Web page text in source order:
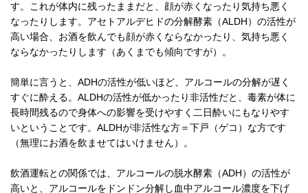
す。これが体内に残ったままだと、顔が赤くなったり気持ち悪く
なったりします。アセトアルデヒドの分解酵素（ALDH）の活性が
高い場合、お酒を飲んでも顔が赤くならなかったり、気持ち悪く
ならなかったりします（あくまでも傾向ですが）。
簡単に言うと、ADHの活性が低いほど、アルコールの分解が遅く
すぐに酔える。ALDHの活性が低かったり非活性だと、毒素が体に
長時間残るので身体への影響を受けやすく二日酔いにもなりやす
いということです。ALDHが非活性な方＝下戸（ゲコ）な方です
（無理にお酒を飲ませてはいけません）。
飲酒運転との関係では、アルコールの脱水酵素（ADH）の活性が
高いと、アルコールをドンドン分解し血中アルコール濃度を下げ